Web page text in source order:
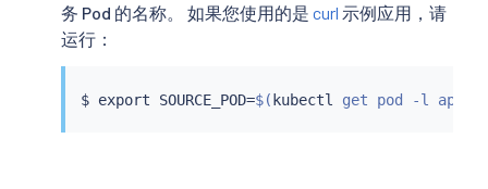
务 Pod 的名称。 如果您使用的是 curl 示例应用，请
运行：
$ export SOURCE_POD=$( kubectl get pod -l app